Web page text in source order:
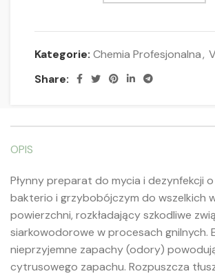
Kategorie: Chemia Profesjonalna,
Share:
OPIS
Płynny preparat do mycia i dezynfekcji o
bakterio i grzybobójczym do wszelkich
powierzchni, rozkładający szkodliwe
siarkowodorowe w procesach gnilnych.
nieprzyjemne zapachy (odory)
cytrusowego zapachu. Rozpuszcza